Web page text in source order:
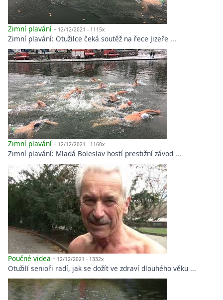
Zimní plavání - 12/12/2021 - 1115x
Zimní plavání: Otužilce čeká soutěž na řece Jizeře ...
Zimní plavání - 12/12/2021 - 1160x
Zimní plavání: Mladá Boleslav hostí prestižní závod ...
Poučné videa - 12/12/2021 - 1332x
Otužilí senioři radí, jak se dožít ve zdraví dlouhého věku ...